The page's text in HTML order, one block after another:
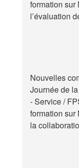
formation sur
l’évaluation
Nouvelles
Journée de
- Service /
formation sur
la